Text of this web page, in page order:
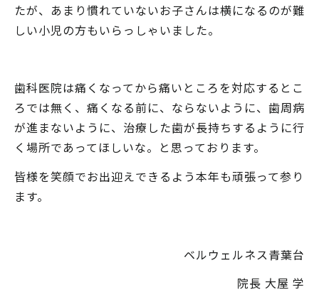
たが、あまり慣れていないお子さんは横になるのが難
しい小児の方もいらっしゃいました。
歯科医院は痛くなってから痛いところを対応するとこ
ろでは無く、痛くなる前に、ならないように、歯周病
が進まないように、治療した歯が長持ちするように行
く場所であってほしいな。と思っております。
皆様を笑顔でお出迎えできるよう本年も頑張って参り
ます。
ベルウェルネス青葉台
院長 大屋 学